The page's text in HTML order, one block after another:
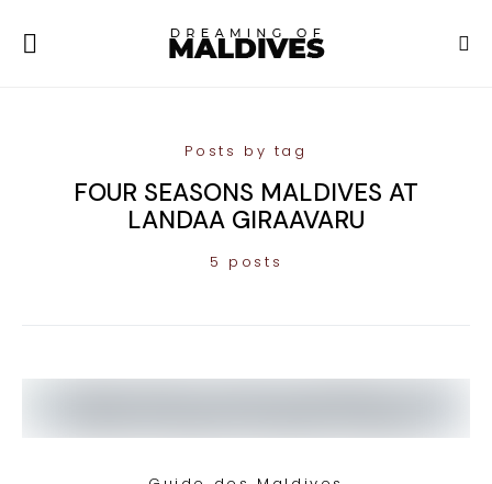
Posts by tag
FOUR SEASONS MALDIVES AT
LANDAA GIRAAVARU
5 posts